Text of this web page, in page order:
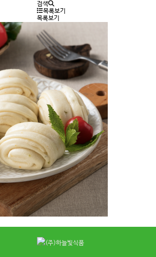
검색
목록보기
목록보기